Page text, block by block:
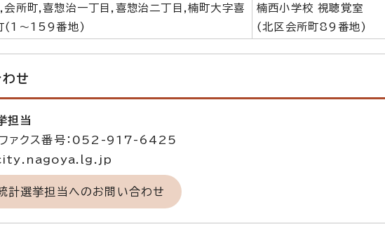
所町,喜惣治一丁目,喜惣治二丁目,楠町大字喜
(1～159番地)
楠西小学校 視聴覚室
(北区会所町89番地)
せ
担当
クス番号：052-917-6425
計選挙担当へのお問い合わせ